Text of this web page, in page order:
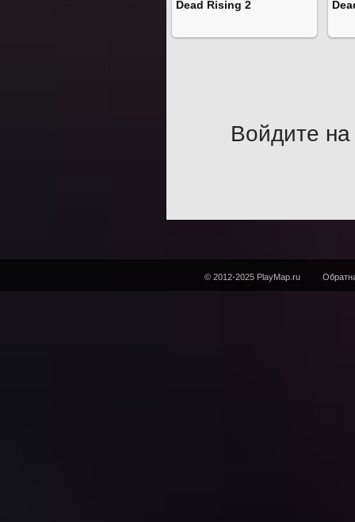
Dead Rising 2
Войдите на
© 2012-2025 PlayMap.ru